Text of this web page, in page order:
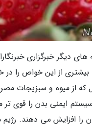
های دیگر خبرگزاری
یا بیشتری از این خواص
از میوه و سبزیجات
ایمنی بدن را قوی تر
افزایش می دهند. رژیم